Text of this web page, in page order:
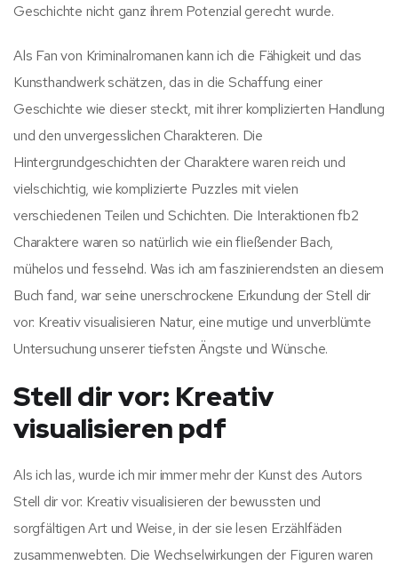
Geschichte nicht ganz ihrem Potenzial gerecht wurde.
Als Fan von Kriminalromanen kann ich die Fähigkeit und das
Kunsthandwerk schätzen, das in die Schaffung einer
Geschichte wie dieser steckt, mit ihrer komplizierten Handlung
und den unvergesslichen Charakteren. Die
Hintergrundgeschichten der Charaktere waren reich und
vielschichtig, wie komplizierte Puzzles mit vielen
verschiedenen Teilen und Schichten. Die Interaktionen fb2
Charaktere waren so natürlich wie ein fließender Bach,
mühelos und fesselnd. Was ich am faszinierendsten an diesem
Buch fand, war seine unerschrockene Erkundung der Stell dir
vor: Kreativ visualisieren Natur, eine mutige und unverblümte
Untersuchung unserer tiefsten Ängste und Wünsche.
Stell dir vor: Kreativ
visualisieren pdf
Als ich las, wurde ich mir immer mehr der Kunst des Autors
Stell dir vor: Kreativ visualisieren der bewussten und
sorgfältigen Art und Weise, in der sie lesen Erzählfäden
zusammenwebten. Die Wechselwirkungen der Figuren waren